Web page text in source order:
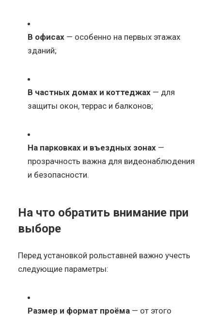
В офисах — особенно на первых этажах
зданий;
В частных домах и коттеджах — для
защиты окон, террас и балконов;
На парковках и въездных зонах —
прозрачность важна для видеонаблюдения
и безопасности.
На что обратить внимание при
выборе
Перед установкой рольставней важно учесть
следующие параметры:
Размер и формат проёма — от этого